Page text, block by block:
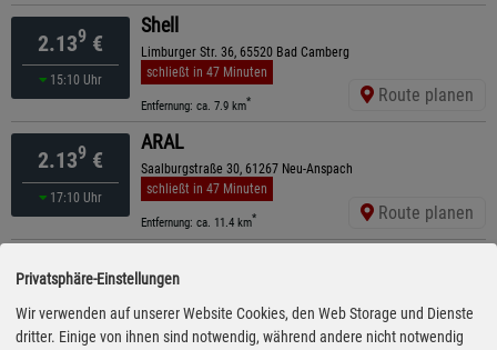
2.139 €
15:10 Uhr
Shell
Limburger Str. 36, 65520 Bad Camberg
schließt in 47 Minuten
Entfernung: ca. 7.9 km* Route planen
2.139 €
17:10 Uhr
ARAL
Saalburgstraße 30, 61267 Neu-Anspach
schließt in 47 Minuten
Entfernung: ca. 11.4 km* Route planen
2.199€
14:10 Uhr
Bahnhofstr. 31A, 65520 Bad Camberg
schließt in 47 Minuten
Entfernung: ca. 7.7 km* Route planen
Privatsphäre-Einstellungen
Wir verwenden auf unserer Website Cookies, den Web Storage und Dienste
dritter. Einige von ihnen sind notwendig, während andere nicht notwendig